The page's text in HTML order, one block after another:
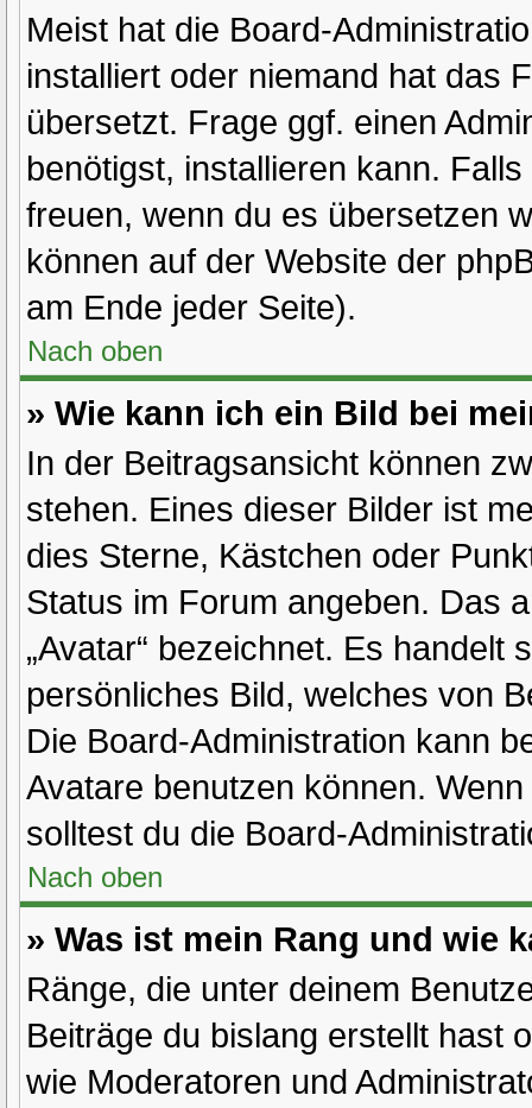
Meist hat die Board-
installiert oder niemand hat das
übersetzt. Frage ggf. einen
benötigst, installieren kann.
freuen, wenn du es übersetzen
können auf der Website der
am Ende jeder Seite).
Nach oben
» Wie kann ich ein Bild bei
In der Beitragsansicht können
stehen. Eines dieser Bilder ist
dies Sterne, Kästchen oder
Status im Forum angeben. Das
„Avatar“ bezeichnet. Es handelt
persönliches Bild, welches von
Die Board-Administration kann
Avatare benutzen können.
solltest du die Board-
Nach oben
» Was ist mein Rang und wie
Ränge, die unter deinem
Beiträge du bislang erstellt hast
wie Moderatoren und